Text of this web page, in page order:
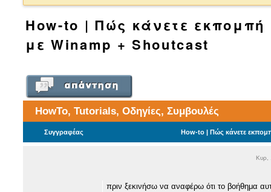
How-to | Πώς κάνετε
με Winamp + Shoutcast
HowTo, Tutorials, Οδηγίες, Συμβουλές
Συγγραφέας How-to | Πώς κάνετε
Κυρ,
πριν ξεκινήσω να αναφέρω ότι το βοήθημα